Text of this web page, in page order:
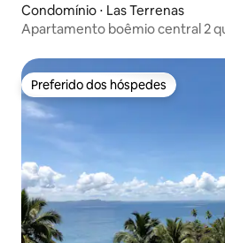
Condomínio ⋅ Las Terrenas
Apartamento boêmio central 2
Preferido dos hóspedes
Preferido dos hóspedes